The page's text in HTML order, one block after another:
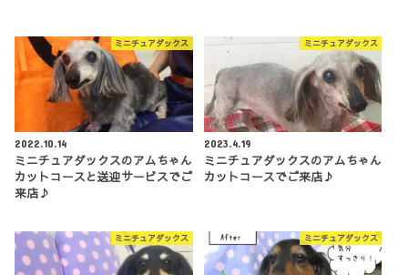
ミニチュアダックス
2022.10.14
ミニチュアダックスのアムちゃん
カットコースと送迎サービスでご
来店♪
ミニチュアダックス
2023.4.19
ミニチュアダックスのアムちゃん
カットコースでご来店♪
ミニチュアダックス ミニチュアダックス